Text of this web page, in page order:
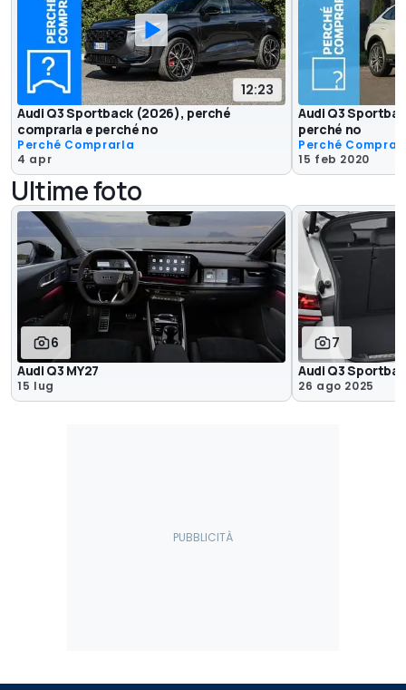
12:23
Audi Q3 Sportback (2026), perché
comprarla e perché no
Perché Comprarla
4 apr
Audi Q3
perché no
Perché
15 feb 2020
Ultime foto
6
Audi Q3 MY27
15 lug
7
Audi Q3
26 ago 2025